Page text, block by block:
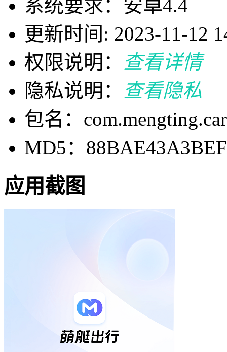
系统要求：安卓4.4
更新时间: 2023-11-12
权限说明：
查看详情
隐私说明：
查看隐私
包名：
MD5：
应用截图